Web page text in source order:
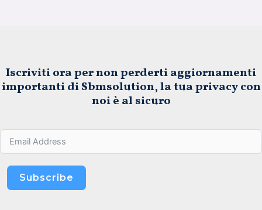
Iscriviti ora per non perderti aggiornamenti
importanti di Sbmsolution, la tua privacy con
noi è al sicuro
Subscribe